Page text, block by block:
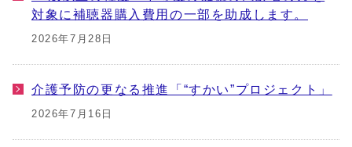
対象に補聴器購入費用の一部を助成します。
2026年7月28日
介護予防の更なる推進「“すかい”プロジェクト」
2026年7月16日